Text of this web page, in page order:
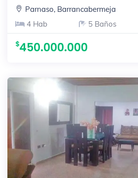
Parnaso, Barrancabermeja
4 Hab
5 Baños
450.000.000